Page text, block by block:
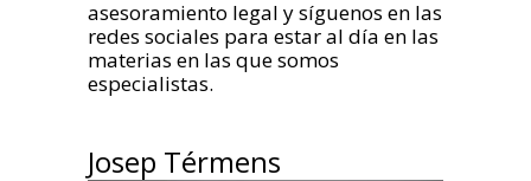
asesoramiento legal y síguenos en las
redes sociales para estar al día en las
materias en las que somos
especialistas.
Josep Térmens